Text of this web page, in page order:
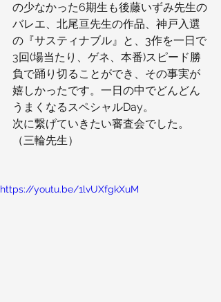
の少なかった6期生も後藤いずみ先生の
バレエ、北尾亘先生の作品、神戸入選
の『サスティナブル』と、3作を一日で
3回(場当たり、ゲネ、本番)スピード勝
負で踊り切ることができ、その事実が
嬉しかったです。一日の中でどんどん
うまくなるスペシャルDay。
次に繋げていきたい審査会でした。
（三輪先生）
https://youtu.be/1lvUXfgkXuM